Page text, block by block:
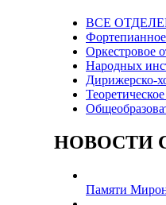
ВСЕ
Оркестровое
Народных
Дирижерско-
НОВОСТИ
Памяти